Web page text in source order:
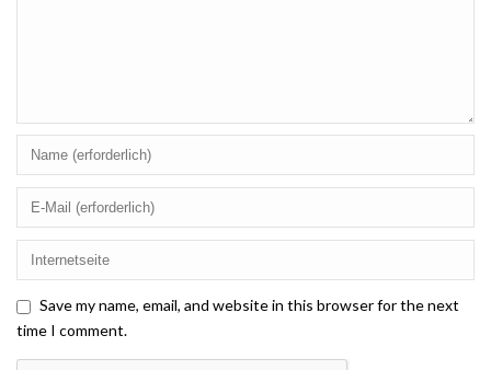
Save my name, email, and website in this browser for the next
time I comment.